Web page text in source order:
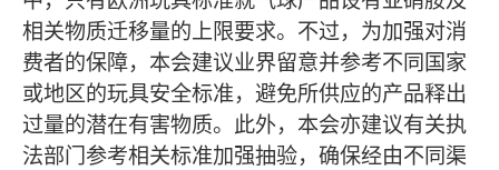
相关物质迁移量的上限要求。不过，为加强对消
费者的保障，本会建议业界留意并参考不同国家
或地区的玩具安全标准，避免所供应的产品释出
过量的潜在有害物质。此外，本会亦建议有关执
法部门参考相关标准加强抽验，确保经由不同渠